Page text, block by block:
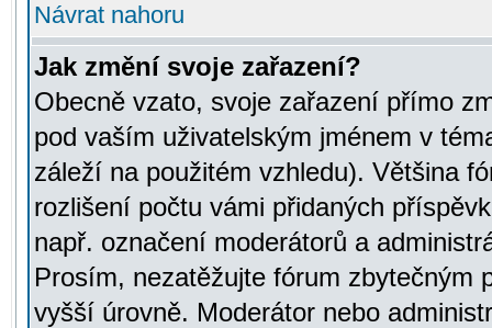
Návrat nahoru
Jak změní svoje zařazení?
Obecně vzato, svoje zařazení přímo
pod vaším uživatelským jménem v
záleží na použitém vzhledu). Většina
rozlišení počtu vámi přidaných
např. označení moderátorů a
Prosím, nezatěžujte fórum zbytečným
vyšší úrovně. Moderátor nebo